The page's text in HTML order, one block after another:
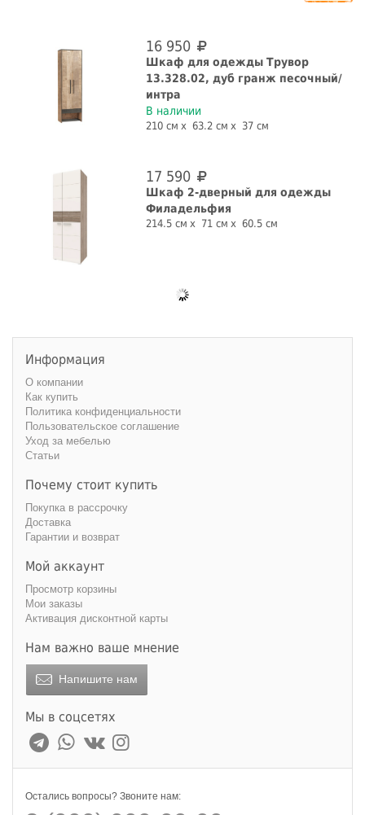
16 950
Шкаф для одежды Трувор
13.328.02, дуб гранж песочный/
интра
В наличии
210 см 63.2 см 37 см
17 590
Шкаф 2-дверный для одежды
Филадельфия
214.5 см 71 см 60.5 см
Информация
О компании
Как купить
Политика конфиденциальности
Пользовательское соглашение
Уход за мебелью
Статьи
Почему стоит купить
Покупка в рассрочку
Доставка
Гарантии и возврат
Мой аккаунт
Просмотр корзины
Мои заказы
Активация дисконтной карты
Нам важно ваше мнение
Напишите нам
Мы в соцсетях
Остались вопросы? Звоните нам: